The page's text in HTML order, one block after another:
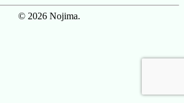
© 2026 Nojima.